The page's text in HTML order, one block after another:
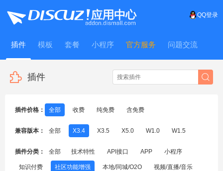
QQ登录
插件 模板 套餐 小程序 官方服务 问题交流
WitFrame
插件
插件价格： 全部 收费 纯免费 含免费
兼容版本： 全部 X3.4 X3.5 X5.0 W1.0 W1.5
插件分类： 全部 技术特性 API接口 APP 小程序
知识付费 社区功能增强 本地/同城/O2O 视频/直播/音乐